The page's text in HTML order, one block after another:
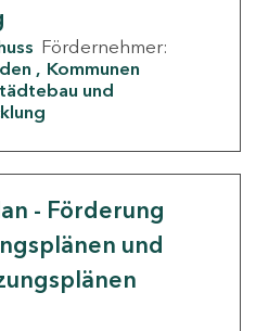
Fördernehmer:
Kommunen
und
- Förderung
und